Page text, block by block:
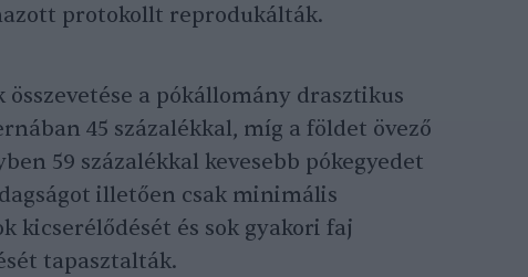
protokollt reprodukálták.
a pókállomány drasztikus
45 százalékkal, míg a földet övező
59 százalékkal kevesebb pókegyedet
illetően csak minimális
kicserélődését és sok gyakori faj
tapasztalták.